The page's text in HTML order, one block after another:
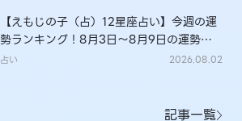
【えもじの子（占）12星座占い】今週の運
勢ランキング！8月3日～8月9日の運勢
は？
占い 2026.08.02
記事一覧